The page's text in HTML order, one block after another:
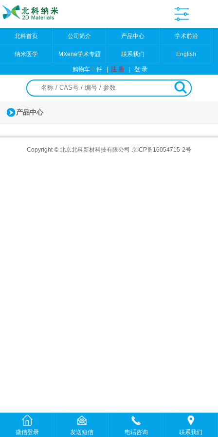
北科首页 公司简介 产品中心 学术前沿
纳米医学 MXene学术专题 联系我们 English
购物车0件 |注 册 |登 录
产品中心
Copyright © 北京北科新材科技有限公司 京ICP备16054715-2号
微信登录 发送短信 电话咨询 联系我们